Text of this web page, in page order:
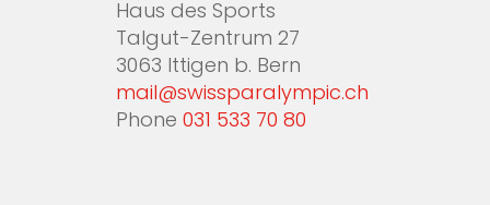
Haus des Sports
Talgut-Zentrum 27
3063 Ittigen b. Bern
mail@swissparalympic.ch
Phone 031 533 70 80